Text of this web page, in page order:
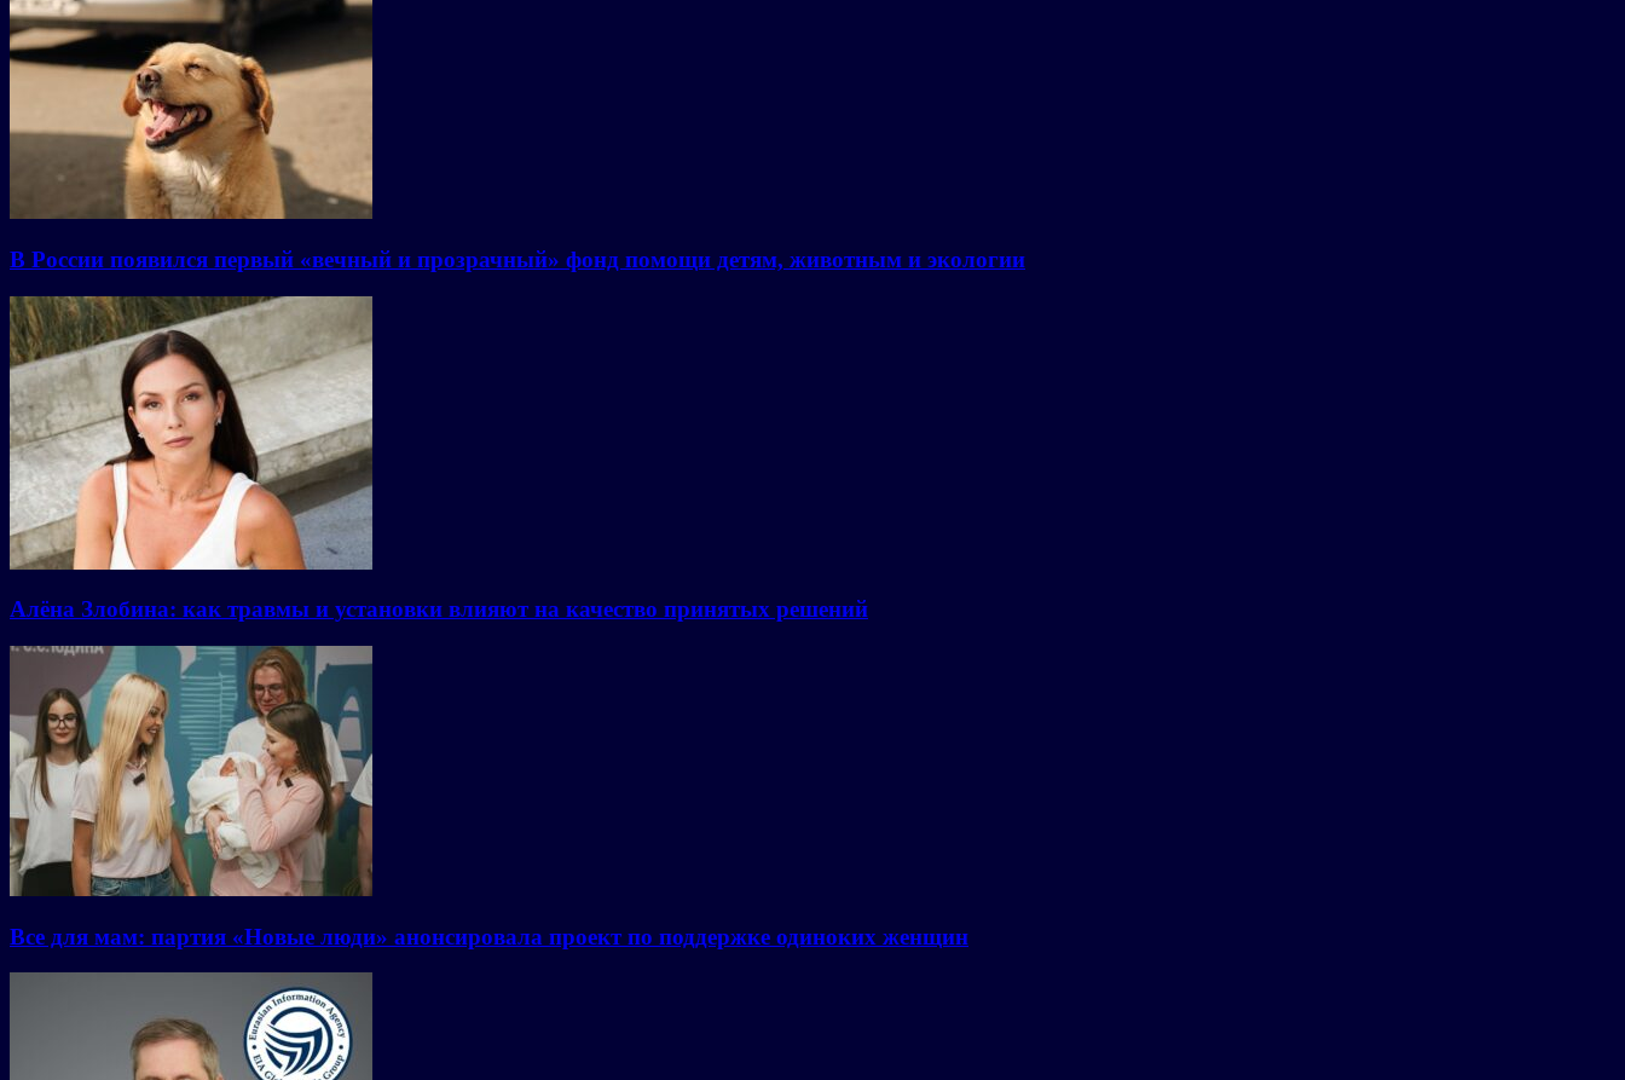
В России появился первый «вечный и прозрачный» фонд помощи детям, животным и экологии
Алёна Злобина: как травмы и установки влияют на качество принятых решений
Все для мам: партия «Новые люди» анонсировала проект по поддержке одиноких женщин